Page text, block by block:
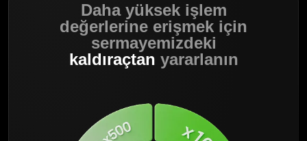
Daha yüksek işlem
değerlerine erişmek için
sermayemizdeki
kaldıraçtan yararlanın